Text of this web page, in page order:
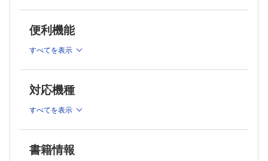
高橋 希・中田 孝明
志馬 伸朗
「初期蘇生・循環作動薬」の注目すべきトピックス
垣花 泰之
ステロイド療法・免疫グロブリン療法
藤島清太郎
急性腎障害・血液浄化療法
便利機能
すべてを表示
対応機種
すべてを表示
書籍情報